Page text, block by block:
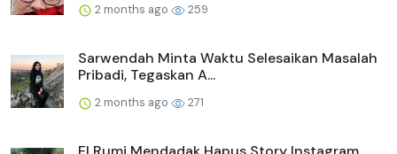
2 months ago 259
Sarwendah Minta Waktu Selesaikan Masalah
Pribadi, Tegaskan A...
2 months ago 271